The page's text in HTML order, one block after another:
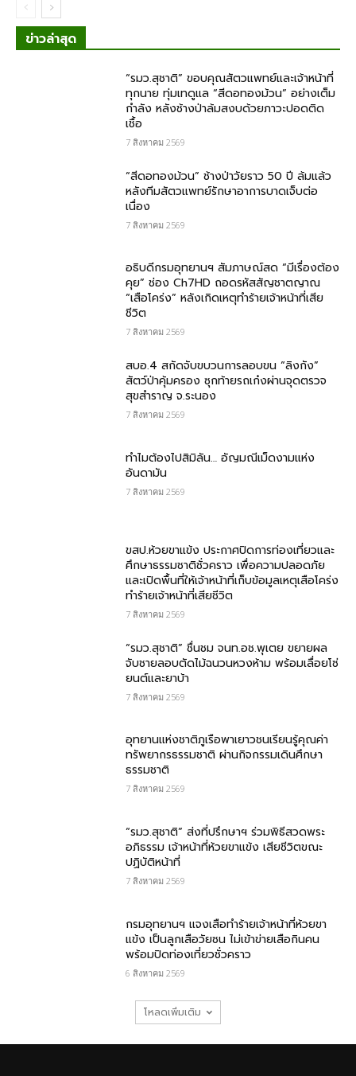
ข่าวล่าสุด
“รมว.สุชาติ” ขอบคุณสัตวแพทย์และเจ้าหน้าที่
ทุกนาย ทุ่มเทดูแล “สีดอทองม้วน” อย่างเต็ม
กำลัง หลังช้างป่าล้มสงบด้วยภาวะปอดติด
เชื้อ
7 สิงหาคม 2569
“สีดอทองม้วน” ช้างป่าวัยราว 50 ปี ล้มแล้ว
หลังทีมสัตวแพทย์รักษาอาการบาดเจ็บต่อ
เนื่อง
7 สิงหาคม 2569
อธิบดีกรมอุทยานฯ สัมภาษณ์สด “มีเรื่องต้อง
คุย” ช่อง Ch7HD ถอดรหัสสัญชาตญาณ
“เสือโคร่ง” หลังเกิดเหตุทำร้ายเจ้าหน้าที่เสีย
ชีวิต
7 สิงหาคม 2569
สบอ.4 สกัดจับขบวนการลอบขน “ลิงกัง”
สัตว์ป่าคุ้มครอง ซุกท้ายรถเก๋งผ่านจุดตรวจ
สุขสำราญ จ.ระนอง
7 สิงหาคม 2569
ทำไมต้องไปสิมิลัน… อัญมณีเม็ดงามแห่ง
อันดามัน
7 สิงหาคม 2569
ขสป.ห้วยขาแข้ง ประกาศปิดการท่องเที่ยวและ
ศึกษาธรรมชาติชั่วคราว เพื่อความปลอดภัย
และเปิดพื้นที่ให้เจ้าหน้าที่เก็บข้อมูลเหตุเสือโคร่ง
ทำร้ายเจ้าหน้าที่เสียชีวิต
7 สิงหาคม 2569
“รมว.สุชาติ” ชื่นชม​ จนท.อช.พุเตย​ ขยายผล
จับชายลอบตัดไม้ฉนวนหวงห้าม พร้อมเลื่อยโซ่
ยนต์และยาบ้า
7 สิงหาคม 2569
อุทยานแห่งชาติภูเรือพาเยาวชนเรียนรู้คุณค่า
ทรัพยากรธรรมชาติ ผ่านกิจกรรมเดินศึกษา
ธรรมชาติ
7 สิงหาคม 2569
“รมว.สุชาติ” ส่งที่ปรึกษาฯ ร่วมพิธีสวดพระ
อภิธรรม เจ้าหน้าที่ห้วยขาแข้ง เสียชีวิตขณะ
ปฏิบัติหน้าที่
7 สิงหาคม 2569
กรม​อุทยานฯ แจงเสือทำร้ายเจ้าหน้าที่ห้วยขา
แข้ง เป็นลูกเสือวัยซน ไม่เข้าข่ายเสือกินคน
พร้อมปิดท่องเที่ยวชั่วคราว
6 สิงหาคม 2569
โหลดเพิ่มเติม